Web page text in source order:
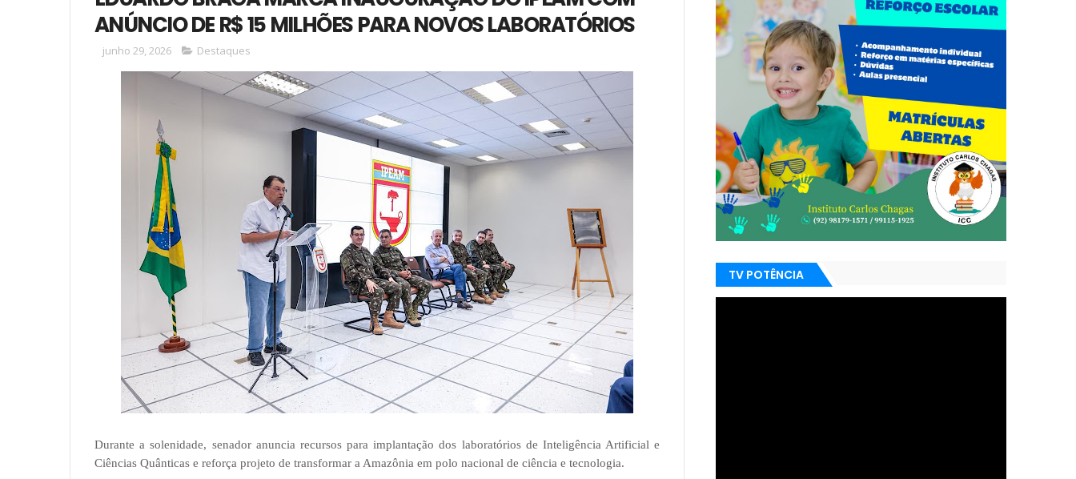
ANÚNCIO DE R$ 15 MILHÕES PARA NOVOS LABORATÓRIOS
junho 29, 2026 Destaques
Durante a solenidade, senador anuncia recursos para implantação dos laboratórios de Inteligência Artificial e
Ciências Quânticas e reforça projeto de transformar a Amazônia em polo nacional de ciência e tecnologia.
TV POTÊNCIA